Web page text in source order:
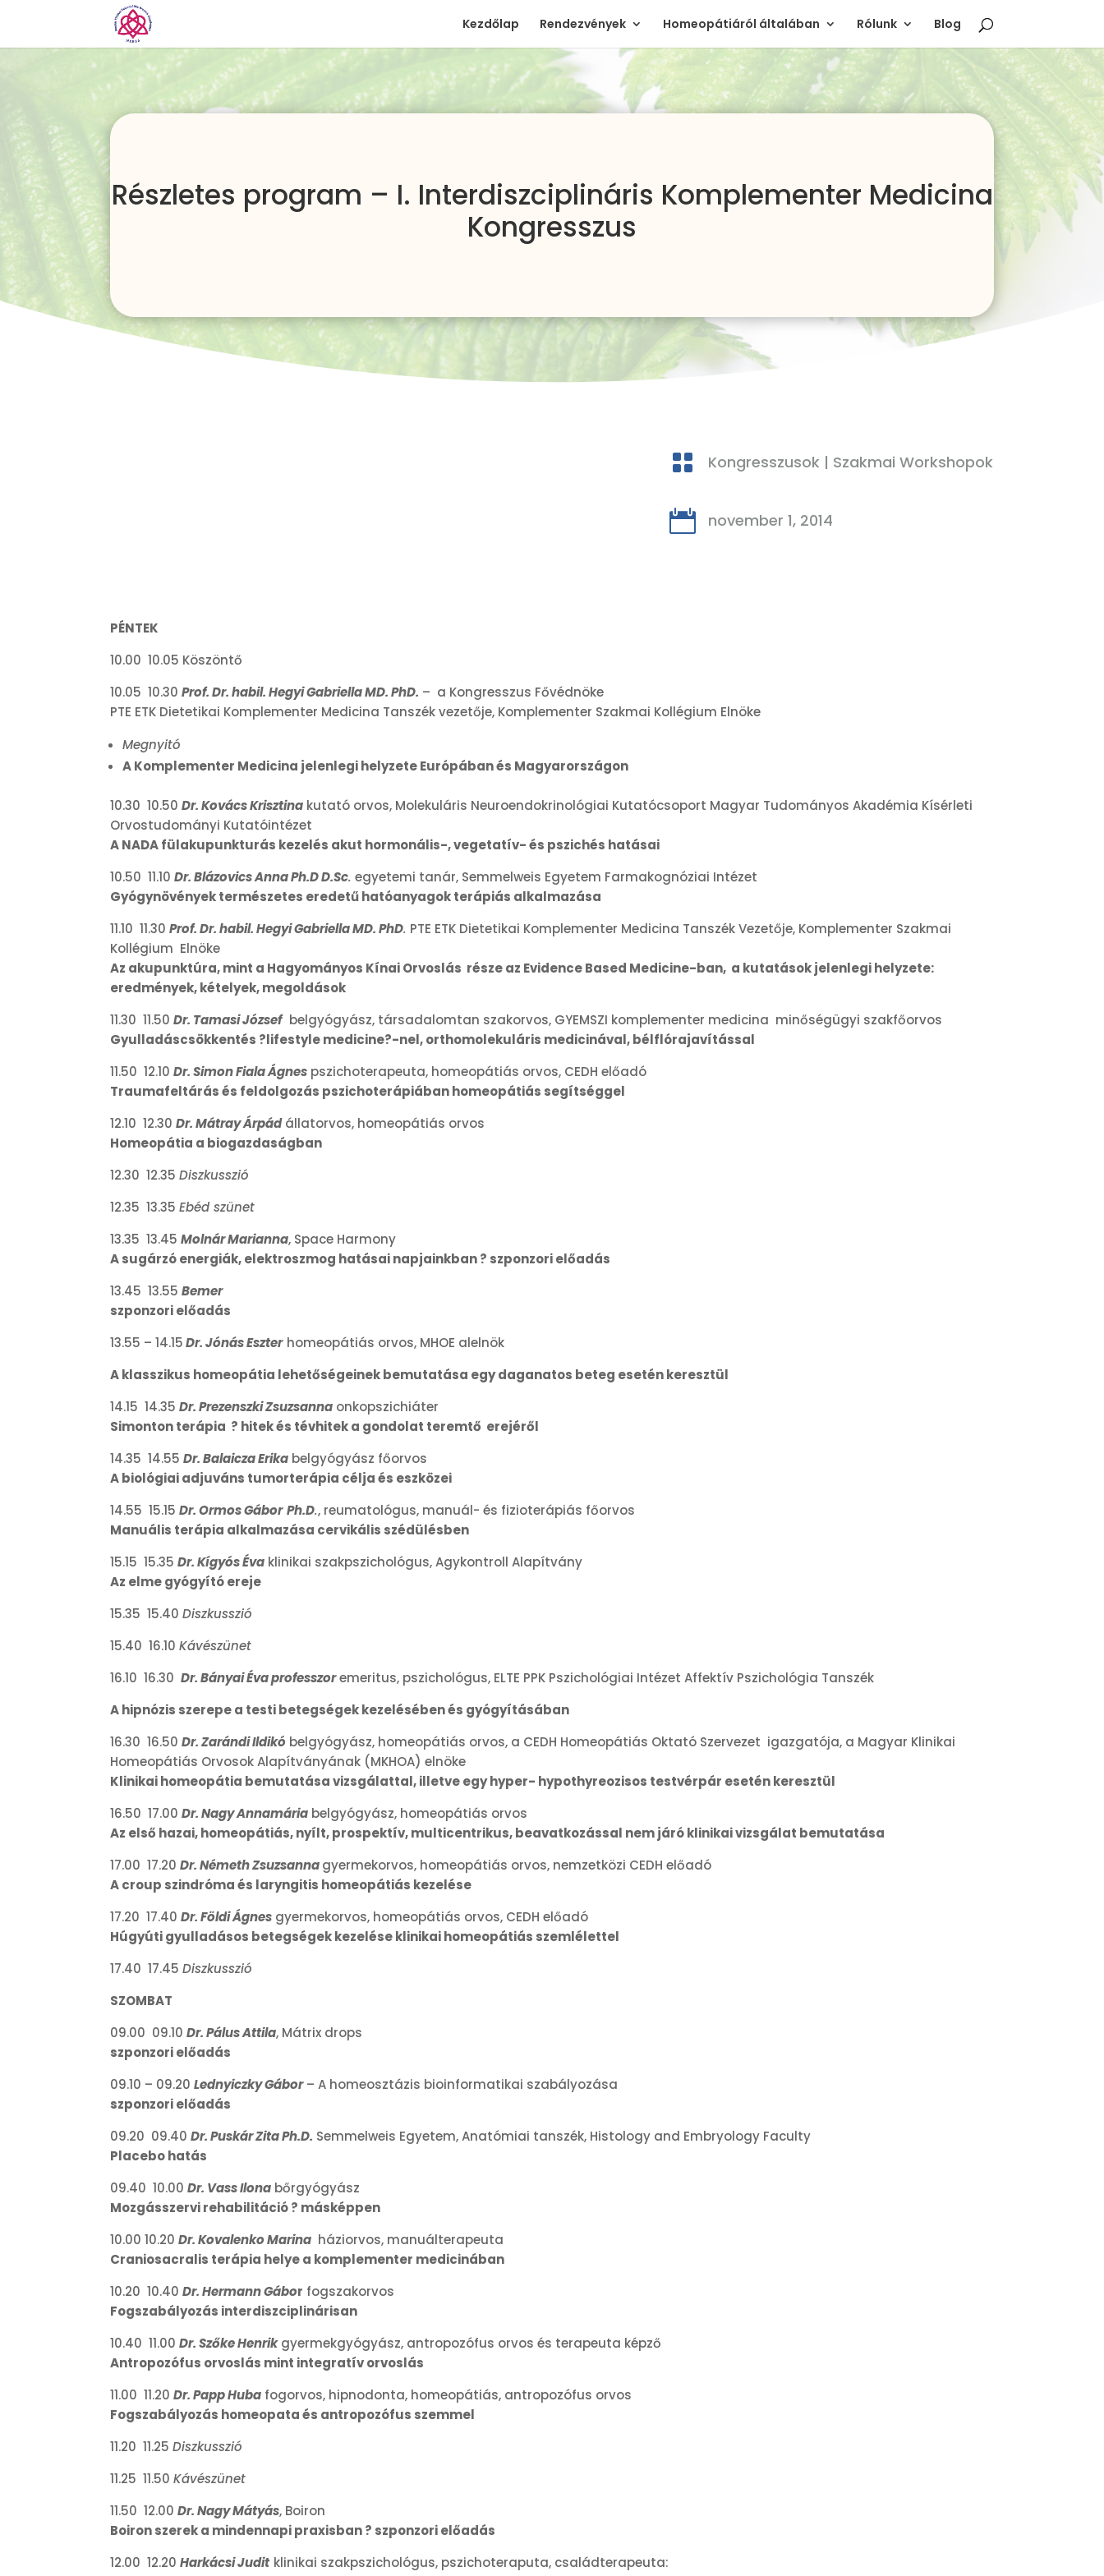
Kezdőlap Rendezvények Homeopátiáról általában Rólunk Blog
Részletes program – I. Interdiszciplináris Komplementer Medicina
Kongresszus
 Kongresszusok | Szakmai Workshopok
 november 1, 2014
PÉNTEK
10.00 10.05 Köszöntő
10.05 10.30Prof. Dr. habil. Hegyi Gabriella MD. PhD. – a Kongresszus Fővédnöke
PTE ETK Dietetikai Komplementer Medicina Tanszék vezetője, Komplementer Szakmai Kollégium Elnöke
Megnyitó
A Komplementer Medicina jelenlegi helyzete Európában és Magyarországon
10.30 10.50Dr. Kovács Krisztina kutató orvos, Molekuláris Neuroendokrinológiai Kutatócsoport Magyar Tudományos Akadémia Kísérleti
Orvostudományi Kutatóintézet
A NADA fülakupunkturás kezelés akut hormonális-, vegetatív- és pszichés hatásai
10.50 11.10Dr. Blázovics Anna Ph.D D.Sc. egyetemi tanár, Semmelweis Egyetem Farmakognóziai Intézet
Gyógynövények természetes eredetű hatóanyagok terápiás alkalmazása
11.10 11.30Prof. Dr. habil. Hegyi Gabriella MD. PhD. PTE ETK Dietetikai Komplementer Medicina Tanszék Vezetője, Komplementer Szakmai
Kollégium Elnöke
Az akupunktúra, mint a Hagyományos Kínai Orvoslás része az Evidence Based Medicine-ban, a kutatások jelenlegi helyzete:
eredmények, kételyek, megoldások
11.30 11.50Dr. Tamasi József belgyógyász, társadalomtan szakorvos, GYEMSZI komplementer medicina minőségügyi szakfőorvos
Gyulladáscsökkentés ?lifestyle medicine?-nel, orthomolekuláris medicinával, bélflórajavítással
11.50 12.10Dr. Simon Fiala Ágnes pszichoterapeuta, homeopátiás orvos, CEDH előadó
Traumafeltárás és feldolgozás pszichoterápiában homeopátiás segítséggel
12.10 12.30Dr. Mátray Árpádállatorvos, homeopátiás orvos
Homeopátia a biogazdaságban
12.30 12.35Diszkusszió
12.35 13.35Ebéd szünet
13.35 13.45Molnár Marianna, Space Harmony
A sugárzó energiák, elektroszmog hatásai napjainkban ? szponzori előadás
13.45 13.55Bemer
szponzori előadás
13.55 – 14.15 Dr. Jónás Eszter homeopátiás orvos, MHOE alelnök
A klasszikus homeopátia lehetőségeinek bemutatása egy daganatos beteg esetén keresztül
14.15 14.35Dr. Prezenszki Zsuzsanna onkopszichiáter
Simonton terápia ? hitek és tévhitek a gondolat teremtő erejéről
14.35 14.55Dr. Balaicza Erika belgyógyász főorvos
A biológiai adjuváns tumorterápia célja és eszközei
14.55 15.15Dr. Ormos Gábor Ph.D., reumatológus, manuál- és fizioterápiás főorvos
Manuális terápia alkalmazása cervikális szédülésben
15.15 15.35Dr. Kígyós Éva klinikai szakpszichológus, Agykontroll Alapítvány
Az elme gyógyító ereje
15.35 15.40Diszkusszió
15.40 16.10Kávészünet
16.10 16.30Dr. Bányai Éva professzoremeritus, pszichológus, ELTE PPK Pszichológiai Intézet Affektív Pszichológia Tanszék
A hipnózis szerepe a testi betegségek kezelésében és gyógyításában
16.30 16.50Dr. Zarándi Ildikó belgyógyász, homeopátiás orvos, a CEDH Homeopátiás Oktató Szervezet igazgatója, a Magyar Klinikai
Homeopátiás Orvosok Alapítványának (MKHOA) elnöke
Klinikai homeopátia bemutatása vizsgálattal, illetve egy hyper- hypothyreozisos testvérpár esetén keresztül
16.50 17.00Dr. Nagy Annamária belgyógyász, homeopátiás orvos
Az első hazai, homeopátiás, nyílt, prospektív, multicentrikus, beavatkozással nem járó klinikai vizsgálat bemutatása
17.00 17.20Dr. Németh Zsuzsannagyermekorvos, homeopátiás orvos, nemzetközi CEDH előadó
A croup szindróma és laryngitis homeopátiás kezelése
17.20 17.40Dr. Földi Ágnes gyermekorvos, homeopátiás orvos, CEDH előadó
Húgyúti gyulladásos betegségek kezelése klinikai homeopátiás szemlélettel
17.40 17.45Diszkusszió
SZOMBAT
09.00 09.10Dr. Pálus Attila, Mátrix drops
szponzori előadás
09.10 – 09.20Lednyiczky Gábor– A homeosztázis bioinformatikai szabályozása
szponzori előadás
09.20 09.40Dr. Puskár Zita Ph.D. Semmelweis Egyetem, Anatómiai tanszék, Histology and Embryology Faculty
Placebo hatás
09.40 10.00Dr. Vass Ilona bőrgyógyász
Mozgásszervi rehabilitáció ? másképpen
10.00 10.20Dr. Kovalenko Marina háziorvos, manuálterapeuta
Craniosacralis terápia helye a komplementer medicinában
10.20 10.40Dr. Hermann Gábor fogszakorvos
Fogszabályozás interdiszciplinárisan
10.40 11.00Dr. Szőke Henrikgyermekgyógyász, antropozófus orvos és terapeuta képző
Antropozófus orvoslás mint integratív orvoslás
11.00 11.20Dr. Papp Huba fogorvos, hipnodonta, homeopátiás, antropozófus orvos
Fogszabályozás homeopata és antropozófus szemmel
11.20 11.25Diszkusszió
11.25 11.50Kávészünet
11.50 12.00Dr. Nagy Mátyás, Boiron
Boiron szerek a mindennapi praxisban ? szponzori előadás
12.00 12.20Harkácsi Judit klinikai szakpszichológus, pszichoteraputa, családterapeuta: